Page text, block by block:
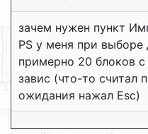
зачем нужен пункт
PS у меня при выборе
примерно 20 блоков
завис (что-то считал
ожидания нажал Esc)